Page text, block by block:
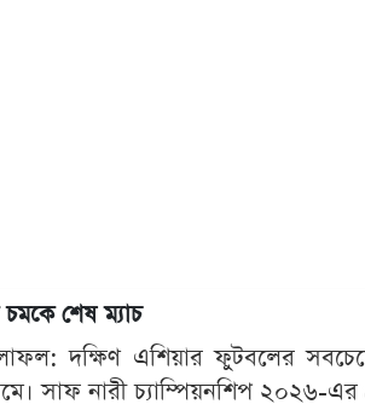
শেষ ম্যাচ
দক্ষিণ এশিয়ার ফুটবলের
সাফ নারী চ্যাম্পিয়নশিপ ২০২৬-এর